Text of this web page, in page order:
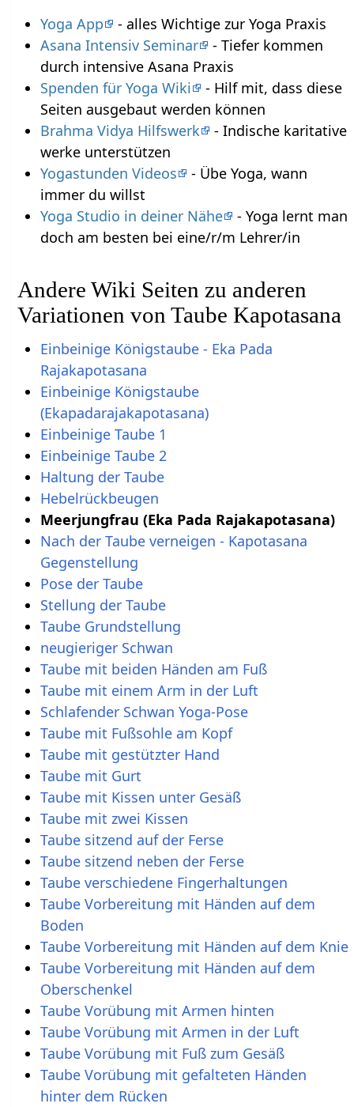
Yoga App
- alles Wichtige zur Yoga Praxis
Asana Intensiv Seminar
- Tiefer kommen
durch intensive Asana Praxis
Spenden für Yoga Wiki
- Hilf mit, dass diese
Seiten ausgebaut werden können
Brahma Vidya Hilfswerk
- Indische karitative
werke unterstützen
Yogastunden Videos
- Übe Yoga, wann
immer du willst
Yoga Studio in deiner Nähe
- Yoga lernt man
doch am besten bei eine/r/m Lehrer/in
Andere Wiki Seiten zu anderen
Variationen von Taube Kapotasana
Einbeinige Königstaube - Eka Pada
Rajakapotasana
Einbeinige Königstaube
(Ekapadarajakapotasana)
Einbeinige Taube 1
Einbeinige Taube 2
Haltung der Taube
Hebelrückbeugen
Meerjungfrau (Eka Pada Rajakapotasana)
Nach der Taube verneigen - Kapotasana
Gegenstellung
Pose der Taube
Stellung der Taube
Taube Grundstellung
neugieriger Schwan
Taube mit beiden Händen am Fuß
Taube mit einem Arm in der Luft
Schlafender Schwan Yoga-Pose
Taube mit Fußsohle am Kopf
Taube mit gestützter Hand
Taube mit Gurt
Taube mit Kissen unter Gesäß
Taube mit zwei Kissen
Taube sitzend auf der Ferse
Taube sitzend neben der Ferse
Taube verschiedene Fingerhaltungen
Taube Vorbereitung mit Händen auf dem
Boden
Taube Vorbereitung mit Händen auf dem Knie
Taube Vorbereitung mit Händen auf dem
Oberschenkel
Taube Vorübung mit Armen hinten
Taube Vorübung mit Armen in der Luft
Taube Vorübung mit Fuß zum Gesäß
Taube Vorübung mit gefalteten Händen
hinter dem Rücken